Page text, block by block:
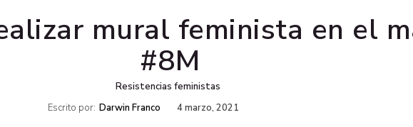
mural feminista en el
#8M
Resistencias feministas
Escrito por: Darwin Franco 4 marzo, 2021